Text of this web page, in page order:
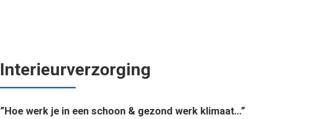
Interieurverzorging
”Hoe werk je in een schoon & gezond werk klimaat…”